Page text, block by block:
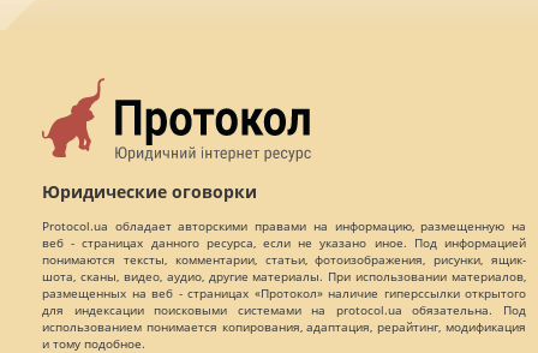
Юридические оговорки
Protocol.ua обладает авторскими правами на информацию, размещенную на
веб - страницах данного ресурса, если не указано иное. Под информацией
понимаются тексты, комментарии, статьи, фотоизображения, рисунки, ящик-
шота, сканы, видео, аудио, другие материалы. При использовании материалов,
размещенных на веб - страницах «Протокол» наличие гиперссылки открытого
для индексации поисковыми системами на protocol.ua обязательна. Под
использованием понимается копирования, адаптация, рерайтинг, модификация
и тому подобное.